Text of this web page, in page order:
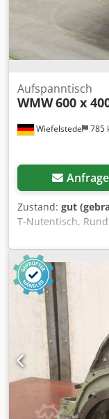
Wiefelstede 785
Aufspanntisch
WMW600 x
Zustand: gut
T-Nutentisch,
Aufspanntisch:
mm -T Nuten:
drehbar. von
Dcedohubc Nopfx
Kurbeln -passt für
Fräsmaschinen -
Gewicht: 198 kg